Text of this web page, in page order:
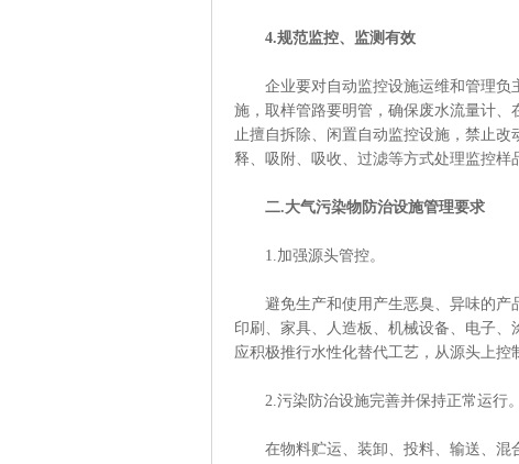
4.规范监控、监测有效
企业要对自动监控设施运维和管理负
施，取样管路要明管，确保废水流量计
止擅自拆除、闲置自动监控设施，禁止
释、吸附、吸收、过滤等方式处理监控样
二.大气污染物防治设施管理要求
1.加强源头管控。
避免生产和使用产生恶臭、异味的产品
印刷、家具、人造板、机械设备、电子、
应积极推行水性化替代工艺，从源头上控
2.污染防治设施完善并保持正常运行。
在物料贮运、装卸、投料、输送、混